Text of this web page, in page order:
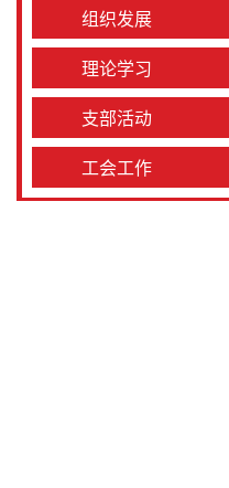
组织发展
理论学习
支部活动
工会工作